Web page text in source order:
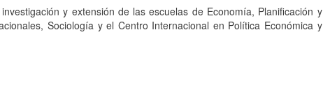
y extensión de las escuelas de Economía, Planificación y
Sociología y el Centro Internacional en Política Económica y